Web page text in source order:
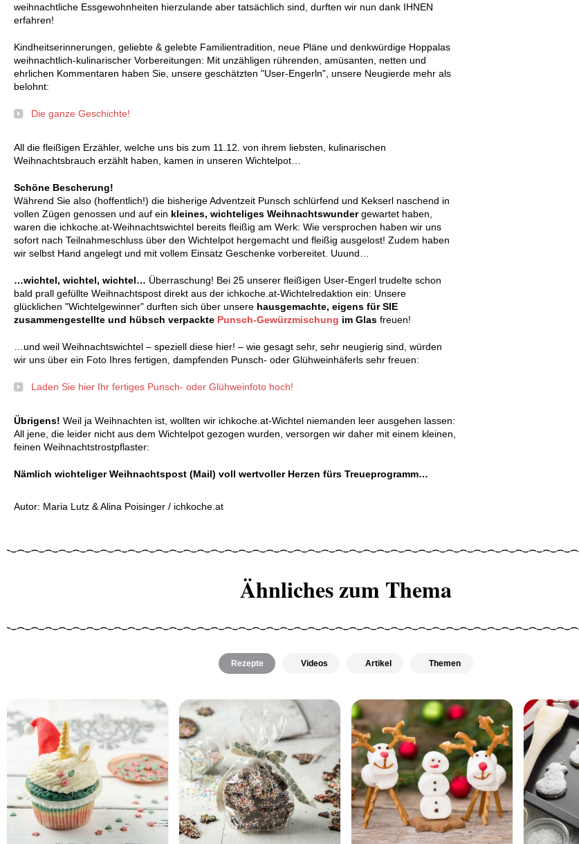
weihnachtliche Essgewohnheiten hierzulande aber tatsächlich sind, durften wir nun dank IHNEN
erfahren!
Kindheitserinnerungen, geliebte & gelebte Familientradition, neue Pläne und denkwürdige Hoppalas
weihnachtlich-kulinarischer Vorbereitungen: Mit unzähligen rührenden, amüsanten, netten und
ehrlichen Kommentaren haben Sie, unsere geschätzten "User-Engerln", unsere Neugierde mehr als
belohnt:
Die ganze Geschichte!
All die fleißigen Erzähler, welche uns bis zum 11.12. von ihrem liebsten, kulinarischen
Weihnachtsbrauch erzählt haben, kamen in unseren Wichtelpot…
Schöne Bescherung!
Während Sie also (hoffentlich!) die bisherige Adventzeit Punsch schlürfend und Kekserl naschend in
vollen Zügen genossen und auf ein kleines, wichteliges Weihnachtswundergewartet haben,
waren die ichkoche.at-Weihnachtswichtel bereits fleißig am Werk: Wie versprochen haben wir uns
sofort nach Teilnahmeschluss über den Wichtelpot hergemacht und fleißig ausgelost! Zudem haben
wir selbst Hand angelegt und mit vollem Einsatz Geschenke vorbereitet. Uuund…
…wichtel, wichtel, wichtel… Überraschung! Bei 25 unserer fleißigen User-Engerl trudelte schon
bald prall gefüllte Weihnachtspost direkt aus der ichkoche.at-Wichtelredaktion ein: Unsere
glücklichen "Wichtelgewinner" durften sich über unsere hausgemachte, eigens für SIE
zusammengestellte und hübsch verpackte Punsch-Gewürzmischung im Glas freuen!
…und weil Weihnachtswichtel – speziell diese hier! – wie gesagt sehr, sehr neugierig sind, würden
wir uns über ein Foto Ihres fertigen, dampfenden Punsch- oder Glühweinhäferls sehr freuen:
Laden Sie hier Ihr fertiges Punsch- oder Glühweinfoto hoch!
Übrigens! Weil ja Weihnachten ist, wollten wir ichkoche.at-Wichtel niemanden leer ausgehen lassen:
All jene, die leider nicht aus dem Wichtelpot gezogen wurden, versorgen wir daher mit einem kleinen,
feinen Weihnachtstrostpflaster:
Nämlich wichteliger Weihnachtspost (Mail) voll wertvoller Herzen fürs Treueprogramm…
Autor: Maria Lutz & Alina Poisinger / ichkoche.at
Ähnliches zum Thema
Rezepte Videos Artikel Themen